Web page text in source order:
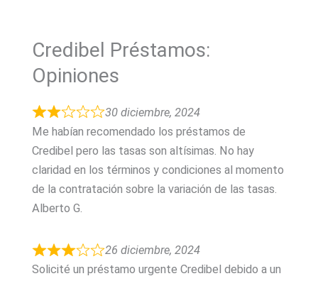
Credibel Préstamos:
Opiniones
30 diciembre, 2024
Me habían recomendado los préstamos de
Credibel pero las tasas son altísimas. No hay
claridad en los términos y condiciones al momento
de la contratación sobre la variación de las tasas.
Alberto G.
26 diciembre, 2024
Solicité un préstamo urgente Credibel debido a un